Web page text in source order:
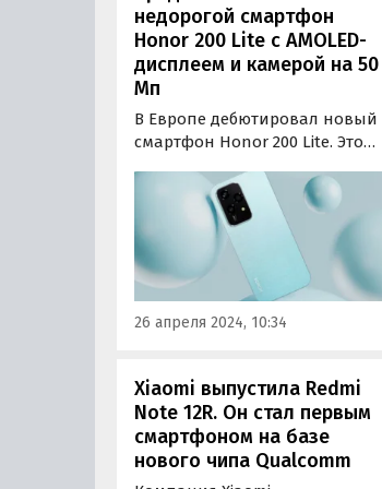
недорогой смартфон
Honor 200 Lite с AMOLED-
дисплеем и камерой на 50
Мп
В Европе дебютировал новый
смартфон Honor 200 Lite. Это
стоимость которого стартует с
отметки 330 евро или около 32,6
тыс. рублей по текущему курсу.
26 апреля 2024, 10:34
Xiaomi выпустила Redmi
Note 12R. Он стал первым
смартфоном на базе
нового чипа Qualcomm